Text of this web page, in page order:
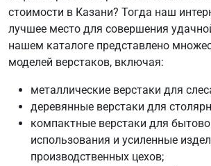
стоимости в Казани? Тогда наш
лучшее место для совершения
нашем каталоге представлено
моделей верстаков, включая:
металлические верстаки для
деревянные верстаки для
компактные верстаки для
использования и усиленные
производственных цехов;